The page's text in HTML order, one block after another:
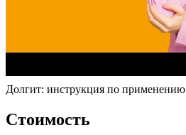
Долгит: инструкция по применению
Стоимость